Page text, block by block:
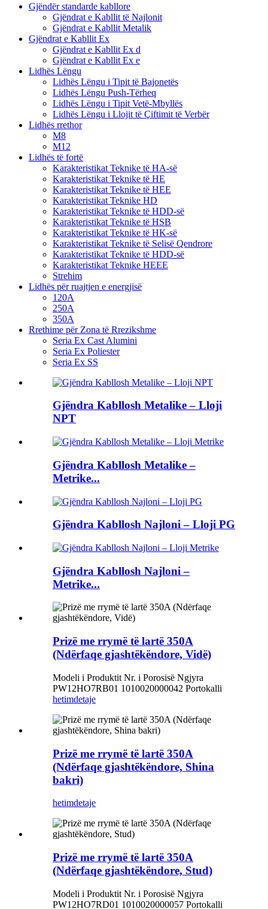
Gjëndër standarde kabllore
Gjëndrat e Kabllit të Najlonit
Gjëndrat e Kabllit Metalik
Gjëndrat e Kabllit Ex
Gjëndrat e Kabllit Ex d
Gjëndrat e Kabllit Ex e
Lidhës Lëngu
Lidhës Lëngu i Tipit të Bajonetës
Lidhës Lëngu Push-Tërheq
Lidhës Lëngu i Tipit Vetë-Mbyllës
Lidhës Lëngu i Llojit të Çiftimit të Verbër
Lidhës rrethor
M8
M12
Lidhës të fortë
Karakteristikat Teknike të HA-së
Karakteristikat Teknike të HE
Karakteristikat Teknike të HEE
Karakteristikat Teknike HD
Karakteristikat Teknike të HDD-së
Karakteristikat Teknike të HSB
Karakteristikat Teknike të HK-së
Karakteristikat Teknike të Selisë Qendrore
Karakteristikat Teknike të HDD-së
Karakteristikat Teknike HEEE
Strehim
Lidhës për ruajtjen e energjisë
120A
250A
350A
Rrethime për Zona të Rrezikshme
Seria Ex Cast Alumini
Seria Ex Poliester
Seria Ex SS
Gjëndra Kabllosh Metalike – Lloji
NPT
Gjëndra Kabllosh Metalike –
Metrike...
Gjëndra Kabllosh Najloni – Lloji PG
Gjëndra Kabllosh Najloni –
Metrike...
Prizë me rrymë të lartë 350A
(Ndërfaqe gjashtëkëndore, Vidë)
Modeli i Produktit Nr. i Porosisë Ngjyra
PW12HO7RB01 1010020000042 Portokalli
hetimdetaje
Prizë me rrymë të lartë 350A
(Ndërfaqe gjashtëkëndore, Shina
bakri)
hetimdetaje
Prizë me rrymë të lartë 350A
(Ndërfaqe gjashtëkëndore, Stud)
Modeli i Produktit Nr. i Porosisë Ngjyra
PW12HO7RD01 1010020000057 Portokalli